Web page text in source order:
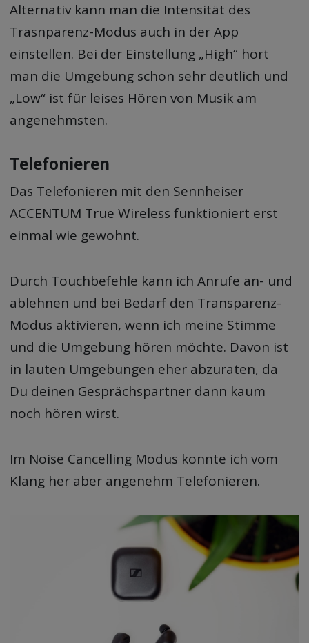
Alternativ kann man die Intensität des
Trasnparenz-Modus auch in der App
einstellen. Bei der Einstellung „High“ hört
man die Umgebung schon sehr deutlich und
„Low“ ist für leises Hören von Musik am
angenehmsten.
Telefonieren
Das Telefonieren mit den Sennheiser
ACCENTUM True Wireless funktioniert erst
einmal wie gewohnt.
Durch Touchbefehle kann ich Anrufe an- und
ablehnen und bei Bedarf den Transparenz-
Modus aktivieren, wenn ich meine Stimme
und die Umgebung hören möchte. Davon ist
in lauten Umgebungen eher abzuraten, da
Du deinen Gesprächspartner dann kaum
noch hören wirst.
Im Noise Cancelling Modus konnte ich vom
Klang her aber angenehm Telefonieren.